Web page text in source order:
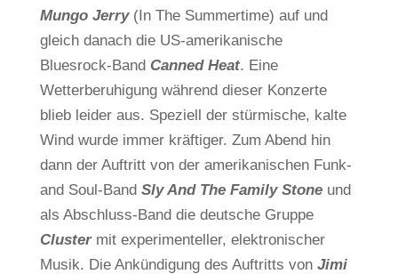
Mungo Jerry(In The Summertime) auf und
gleich danach die US-amerikanische
Bluesrock-Band Canned Heat. Eine
Wetterberuhigung während dieser Konzerte
blieb leider aus. Speziell der stürmische, kalte
Wind wurde immer kräftiger. Zum Abend hin
dann der Auftritt von der amerikanischen Funk-
and Soul-Band Sly And The Family Stoneund
als Abschluss-Band die deutsche Gruppe
Clustermit experimenteller, elektronischer
Musik. Die Ankündigung des Auftritts von Jimi